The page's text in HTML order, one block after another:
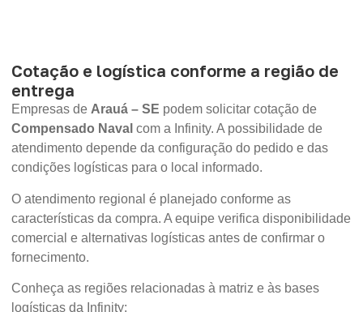
Cotação e logística conforme a região de
entrega
Empresas de Arauá – SE podem solicitar cotação de
Compensado Naval com a Infinity. A possibilidade de
atendimento depende da configuração do pedido e das
condições logísticas para o local informado.
O atendimento regional é planejado conforme as
características da compra. A equipe verifica disponibilidade
comercial e alternativas logísticas antes de confirmar o
fornecimento.
Conheça as regiões relacionadas à matriz e às bases
logísticas da Infinity: